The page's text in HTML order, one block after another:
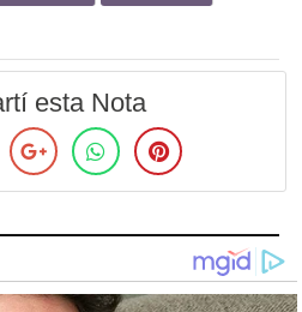
esta Nota